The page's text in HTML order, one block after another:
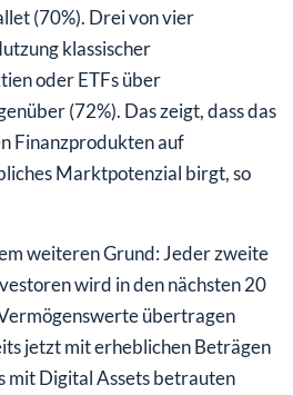
(70%). Drei von vier
klassischer
oder ETFs über
(72%). Das zeigt, dass das
Finanzprodukten auf
Marktpotenzial birgt, so
weiteren Grund: Jeder zweite
wird in den nächsten 20
übertragen
jetzt mit erheblichen Beträgen
mit Digital Assets betrauten